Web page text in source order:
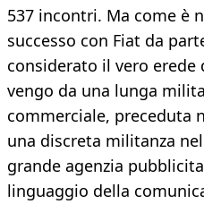
537 incontri. Ma come è
successo con Fiat da
considerato il vero erede
vengo da una lunga
commerciale, preceduta
una discreta militanza
grande agenzia
linguaggio della